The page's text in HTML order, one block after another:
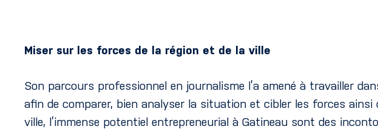
Miser sur les forces de la région et de la ville
Son parcours professionnel en journalisme l’a amené à travailler
afin de comparer, bien analyser la situation et cibler les forces
ville, l’immense potentiel entrepreneurial à Gatineau sont des